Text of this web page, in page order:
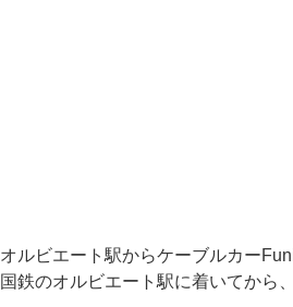
オルビエート駅からケーブルカー
国鉄のオルビエート駅に着いてから